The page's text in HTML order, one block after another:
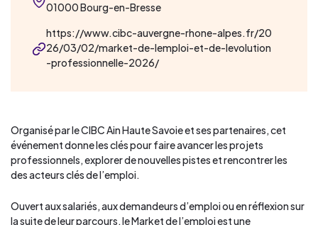
01000 Bourg-en-Bresse
https://www.cibc-auvergne-rhone-alpes.fr/20
26/03/02/market-de-lemploi-et-de-levolution
-professionnelle-2026/
Organisé par le CIBC Ain Haute Savoie et ses partenaires, cet
événement donne les clés pour faire avancer les projets
professionnels, explorer de nouvelles pistes et rencontrer les
des acteurs clés de l’emploi.
Ouvert aux salariés, aux demandeurs d’emploi ou en réflexion sur
la suite de leur parcours, le Market de l’emploi est une